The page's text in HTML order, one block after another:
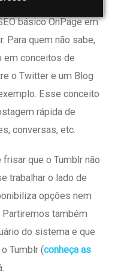
básico OnPage em
Para quem não sabe,
em conceitos de
o Twitter e um Blog
Esse conceito
rápida de
conversas, etc.
que o Tumblr não
trabalhar o lado de
opções nem
também
do sistema e que
o Tumblr (conheça as